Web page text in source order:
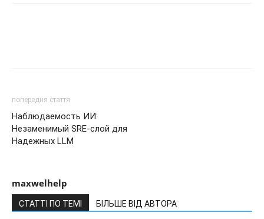
попередня стаття
Наблюдаемость ИИ:
Незаменимый SRE-слой для
Надежных LLM
maxwelhelp
СТАТТІ ПО ТЕМІ БІЛЬШЕ ВІД АВТОРА